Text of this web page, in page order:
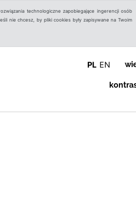
technologiczne zapobiegające ingerencji osób
nie chcesz, by pliki cookies były zapisywane na Twoim
PL EN